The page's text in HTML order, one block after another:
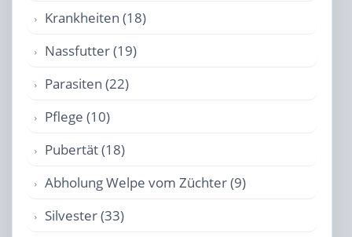
Krankheiten (18)
Nassfutter (19)
Parasiten (22)
Pflege (10)
Pubertät (18)
Abholung Welpe vom Züchter (9)
Silvester (33)